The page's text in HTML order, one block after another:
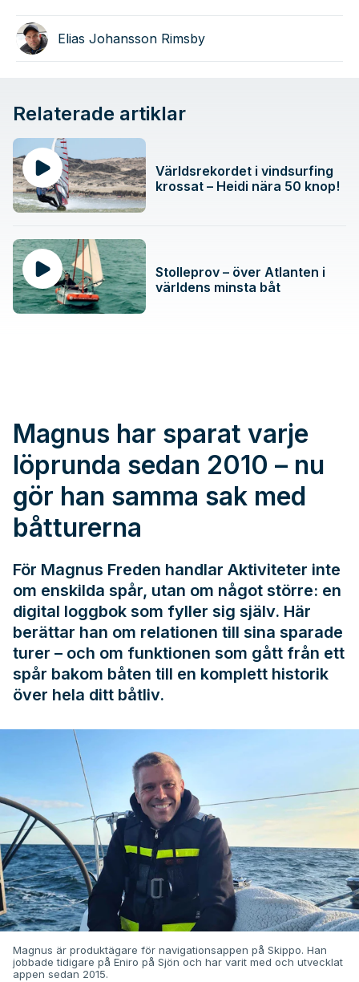
Elias Johansson Rimsby
Relaterade artiklar
Världsrekordet i vindsurfing
krossat – Heidi nära 50 knop!
Stolleprov – över Atlanten i
världens minsta båt
Magnus har sparat varje
löprunda sedan 2010 – nu
gör han samma sak med
båtturerna
För Magnus Freden handlar Aktiviteter inte
om enskilda spår, utan om något större: en
digital loggbok som fyller sig själv. Här
berättar han om relationen till sina sparade
turer – och om funktionen som gått från ett
spår bakom båten till en komplett historik
över hela ditt båtliv.
Magnus är produktägare för navigationsappen på Skippo. Han
jobbade tidigare på Eniro på Sjön och har varit med och utvecklat
appen sedan 2015.